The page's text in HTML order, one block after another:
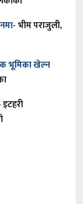
-भीम पराजुली,
भूमिका खेल्न
इटहरी